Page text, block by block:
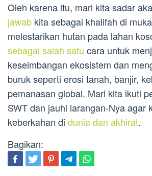
Oleh karena itu, mari kita sadar
jawab kita sebagai khalifah di
melestarikan hutan pada lahan
sebagai salah satu cara untuk
keseimbangan ekosistem dan
buruk seperti erosi tanah, banjir,
pemanasan global. Mari kita ikuti
SWT dan jauhi larangan-Nya agar
keberkahan di dunia dan akhirat.
Bagikan: